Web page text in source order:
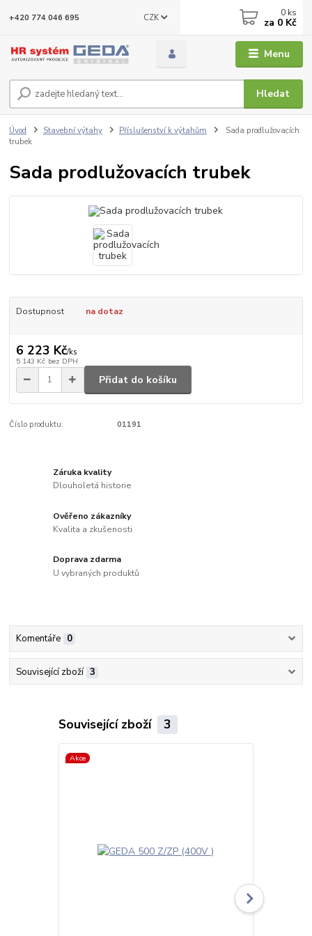
Menu
CZK
Hledat
+420 774 046 695 0 ks
za 0 Kč
Úvod Stavební výtahy Příslušenství k výtahům
Sada prodlužovacích
trubek
Sada prodlužovacích trubek
Dostupnost na dotaz
6 223 Kč/ks
5 143 Kč bez DPH
Přidat do košíku
Číslo produktu: 01191
Záruka kvality
Dlouholetá historie
Ověřeno zákazníky
Kvalita a zkušenosti
Doprava zdarma
U vybraných produktů
Komentáře 0
Související zboží 3
Související zboží 3
Akce